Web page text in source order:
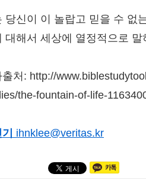
당신이 이 놀랍고 믿을 수 없
대해서 세상에 열정적으로
출처: http://
the-fountain-of-life-
ihnklee@veritas.kr